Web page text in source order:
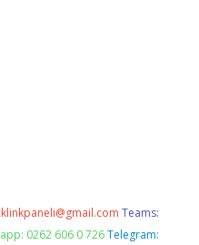
Teams:
0262 606 0 726 Telegram: